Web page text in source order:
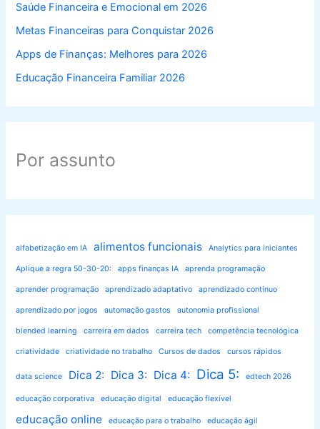
Saúde Financeira e Emocional em 2026
Metas Financeiras para Conquistar 2026
Apps de Finanças: Melhores para 2026
Educação Financeira Familiar 2026
Por assunto
alfabetização em IA alimentos funcionais Analytics para iniciantes
Aplique a regra 50-30-20: apps finanças IA aprenda programação
aprender programação aprendizado adaptativo aprendizado contínuo
aprendizado por jogos automação gastos autonomia profissional
blended learning carreira em dados carreira tech competência tecnológica
criatividade criatividade no trabalho Cursos de dados cursos rápidos
data science Dica 2: Dica 3: Dica 4: Dica 5: edtech 2026
educação corporativa educação digital educação flexível
educação online educação para o trabalho educação ágil